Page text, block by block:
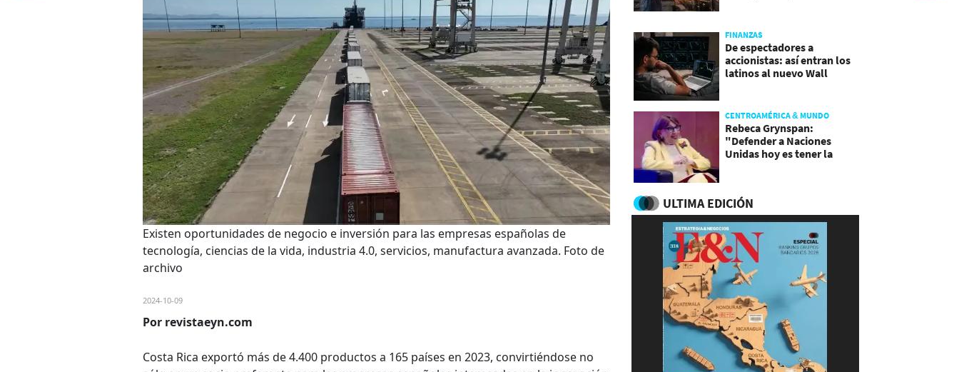
Existen oportunidades de negocio e inversión para las empresas españolas de
tecnología, ciencias de la vida, industria 4.0, servicios, manufactura avanzada. Foto de
archivo
2024-10-09
Por revistaeyn.com
Costa Rica exportó más de 4.400 productos a 165 países en 2023, convirtiéndose no
FINANZAS
De espectadores a
accionistas: así entran los
latinos al nuevo Wall
CENTROAMÉRICA & MUNDO
Rebeca Grynspan:
"Defender a Naciones
Unidas hoy es tener la
ULTIMA EDICIÓN